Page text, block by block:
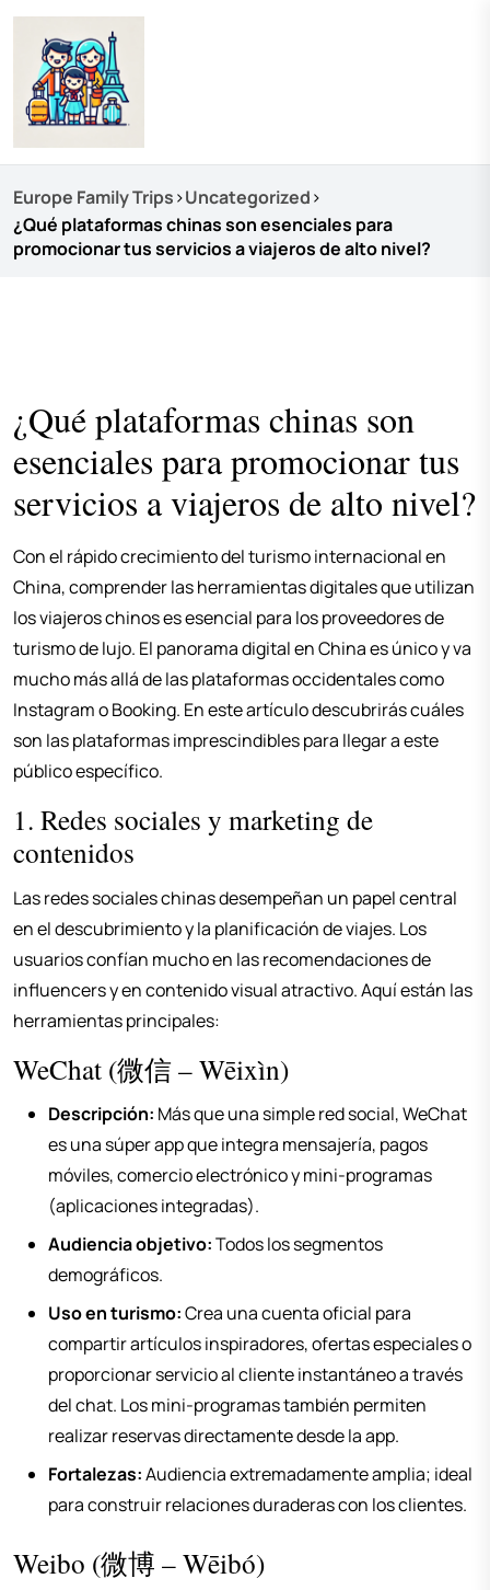
Europe Family Trips>Uncategorized>
¿Qué plataformas chinas son esenciales para
promocionar tus servicios a viajeros de alto nivel?
¿Qué plataformas chinas son
esenciales para promocionar tus
servicios a viajeros de alto nivel?
Con el rápido crecimiento del turismo internacional en
China, comprender las herramientas digitales que utilizan
los viajeros chinos es esencial para los proveedores de
turismo de lujo. El panorama digital en China es único y va
mucho más allá de las plataformas occidentales como
Instagram o Booking. En este artículo descubrirás cuáles
son las plataformas imprescindibles para llegar a este
público específico.
1. Redes sociales y marketing de
contenidos
Las redes sociales chinas desempeñan un papel central
en el descubrimiento y la planificación de viajes. Los
usuarios confían mucho en las recomendaciones de
influencers y en contenido visual atractivo. Aquí están las
herramientas principales:
WeChat (微信 – Wēixìn)
Descripción: Más que una simple red social, WeChat
es una súper app que integra mensajería, pagos
móviles, comercio electrónico y mini-programas
(aplicaciones integradas).
Audiencia objetivo:Todos los segmentos
demográficos.
Uso en turismo:Crea una cuenta oficial para
compartir artículos inspiradores, ofertas especiales o
proporcionar servicio al cliente instantáneo a través
del chat. Los mini-programas también permiten
realizar reservas directamente desde la app.
Fortalezas:Audiencia extremadamente amplia; ideal
para construir relaciones duraderas con los clientes.
Weibo (微博 – Wēibó)